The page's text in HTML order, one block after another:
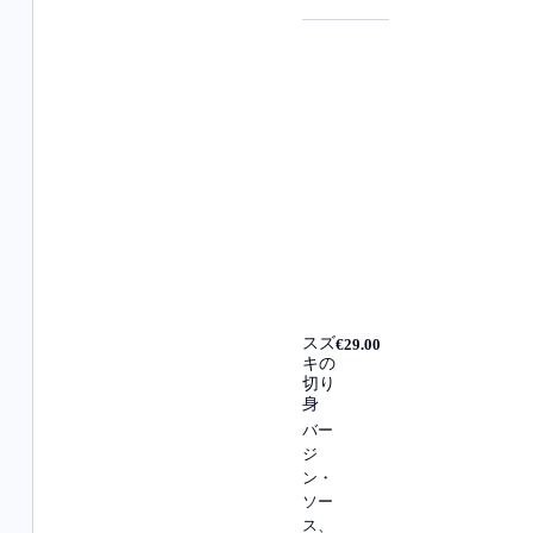
スズ
キの
切り
身
バー
ジ
ン・
ソー
ス、
€29.00